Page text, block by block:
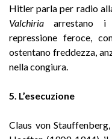
Hitler parla per radio
Valchiriaarrestano i
repressione feroce,
ostentano freddezza,
nella congiura.
5. L’esecuzione
Claus von